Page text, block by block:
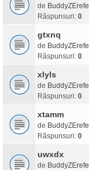
de BuddyZErefe
Răspunsuri: 0
gtxnq
de BuddyZErefe
Răspunsuri: 0
xlyls
de BuddyZErefe
Răspunsuri: 0
xtamm
de BuddyZErefe
Răspunsuri: 0
uwxdx
de BuddyZErefe